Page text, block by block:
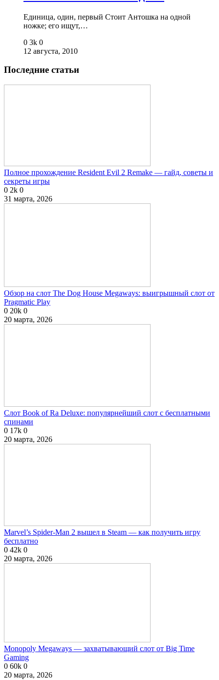
Единица, один, первый Стоит Антошка на одной
ножке; его ищут,…
0 3k 0
12 августа, 2010
Последние статьи
Полное прохождение Resident Evil 2 Remake — гайд, советы и
секреты игры
0 2k 0
31 марта, 2026
Обзор на слот The Dog House Megaways: выигрышный слот от
Pragmatic Play
0 20k 0
20 марта, 2026
Слот Book of Ra Deluxe: популярнейший слот с бесплатными
спинами
0 17k 0
20 марта, 2026
Marvel’s Spider-Man 2 вышел в Steam — как получить игру
бесплатно
0 42k 0
20 марта, 2026
Monopoly Megaways — захватывающий слот от Big Time
Gaming
0 60k 0
20 марта, 2026